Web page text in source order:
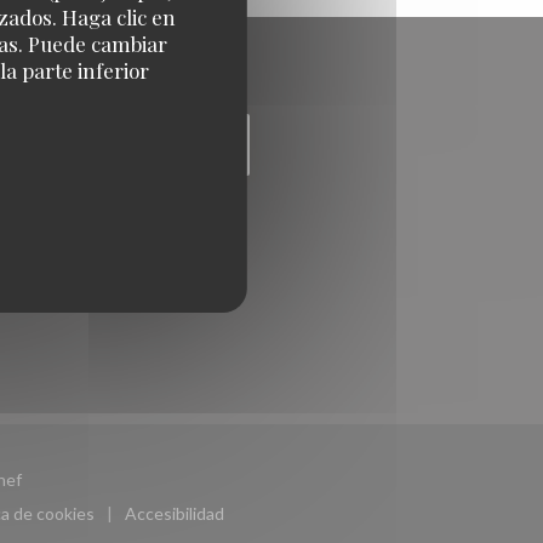
Haga clic en
Puede cambiar
la parte inferior
((abre en una nueva ventana))
de cookies
((abre en una nueva ventana))
Accesibilidad